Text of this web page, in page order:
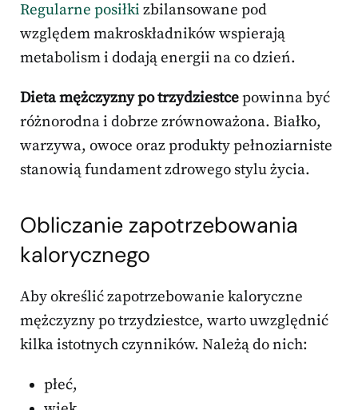
Regularne posiłki zbilansowane pod
względem makroskładników wspierają
metabolism i dodają energii na co dzień.
Dieta mężczyzny po trzydziestcepowinna być
różnorodna i dobrze zrównoważona. Białko,
warzywa, owoce oraz produkty pełnoziarniste
stanowią fundament zdrowego stylu życia.
Obliczanie zapotrzebowania
kalorycznego
Aby określić zapotrzebowanie kaloryczne
mężczyzny po trzydziestce, warto uwzględnić
kilka istotnych czynników. Należą do nich:
płeć,